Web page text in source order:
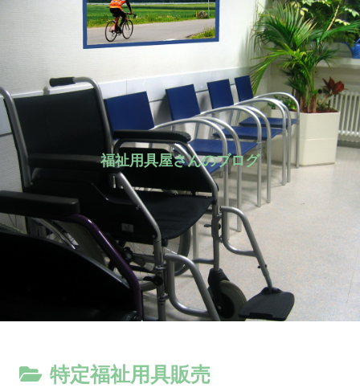
福祉用具屋さんのブログ
特定福祉用具販売